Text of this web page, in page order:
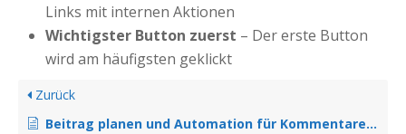
Links mit internen Aktionen
Wichtigster Button zuerst – Der erste Button
wird am häufigsten geklickt
Zurück
Beitrag planen und Automation für Kommentare verknüpfen